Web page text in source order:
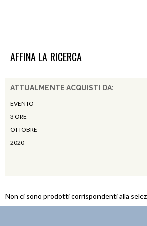
AFFINA LA RICERCA
ATTUALMENTE ACQUISTI DA:
EVENTO
3 ORE
OTTOBRE
2020
Non ci sono prodotti corrispondenti alla